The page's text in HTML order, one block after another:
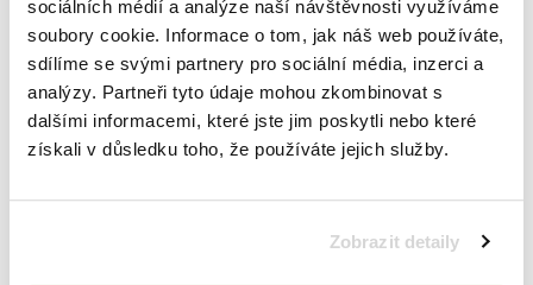
sociálních médií a analýze naší návštěvnosti využíváme
soubory cookie. Informace o tom, jak náš web používáte,
sdílíme se svými partnery pro sociální média, inzerci a
analýzy. Partneři tyto údaje mohou zkombinovat s
dalšími informacemi, které jste jim poskytli nebo které
získali v důsledku toho, že používáte jejich služby.
Zobrazit detaily